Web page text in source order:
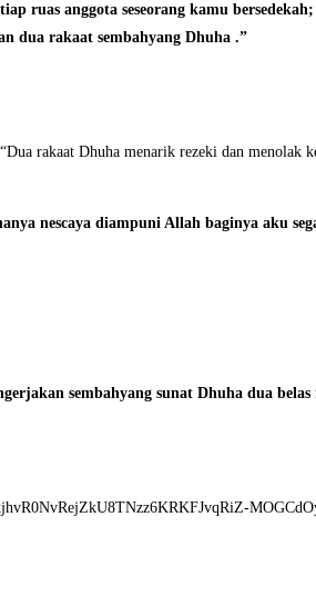
ruas anggota seseorang kamu
dua rakaat sembahyang Dhuha .”
rakaat Dhuha menarik rezeki dan menolak
nescaya diampuni Allah baginya aku
sembahyang sunat Dhuha dua